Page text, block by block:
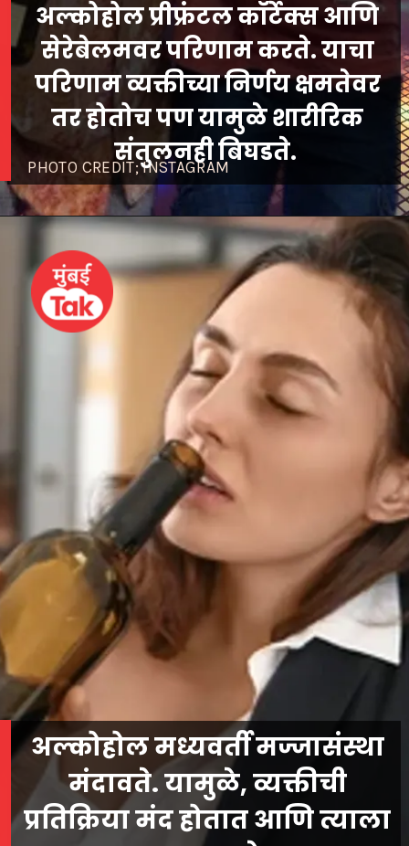
PHOTO CREDIT; INSTAGRAM
अल्कोहोल प्रीफ्रंटल कॉर्टेक्स आणि
सेरेबेलमवर परिणाम करते. याचा
परिणाम व्यक्तीच्या निर्णय क्षमतेवर
तर होतोच पण यामुळे शारीरिक
संतुलनही बिघडते.
अल्कोहोल मध्यवर्ती मज्जासंस्था
मंदावते. यामुळे, व्यक्तीची
प्रतिक्रिया मंद होतात आणि त्याला